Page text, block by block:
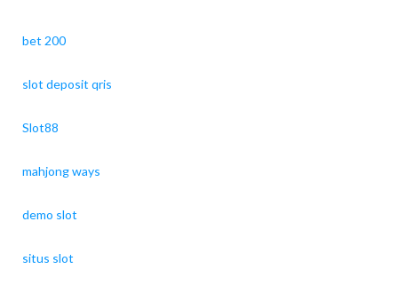
bet 200
slot deposit qris
Slot88
mahjong ways
demo slot
situs slot